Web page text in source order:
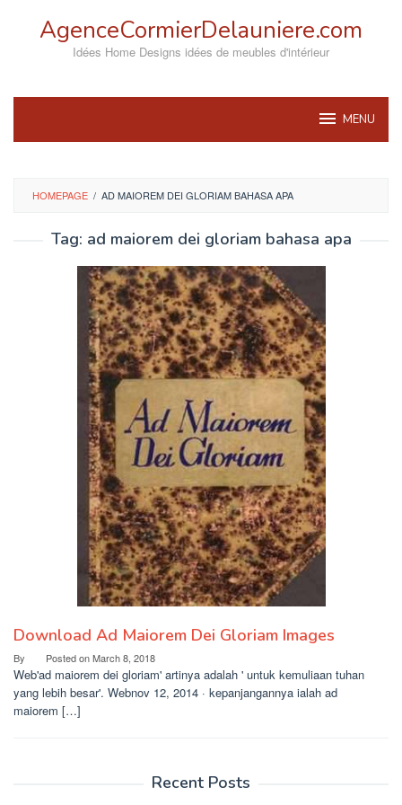
AgenceCormierDelauniere.com
Idées Home Designs idées de meubles d'intérieur
MENU
HOMEPAGE / AD MAIOREM DEI GLORIAM BAHASA APA
Tag: ad maiorem dei gloriam bahasa apa
Download Ad Maiorem Dei Gloriam Images
By Posted onMarch 8, 2018
Web'ad maiorem dei gloriam' artinya adalah ' untuk kemuliaan tuhan
yang lebih besar'. Webnov 12, 2014 · kepanjangannya ialah ad
maiorem […]
Recent Posts